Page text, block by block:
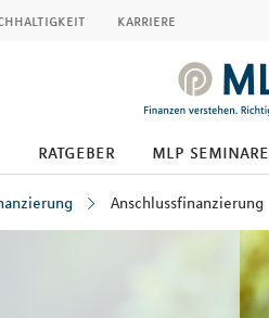
karriere
ratgeber mlp seminare
Anschlussfinanzierung